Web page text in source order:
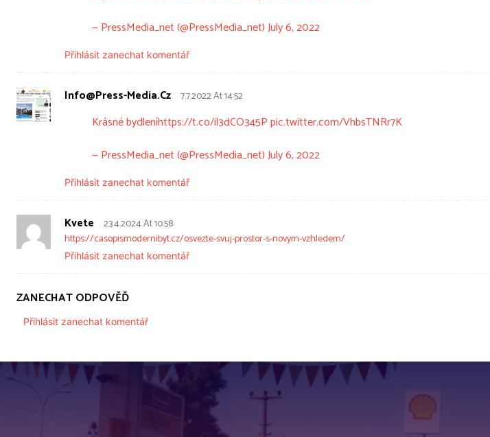
— PressMedia_net (@PressMedia_net)July 6, 2022
Přihlásit zanechat komentář
Info@press-Media.cz 7.7.2022 At 14:52
Krásné bydleníhttps://t.co/il3dCO345Ppic.twitter.com/VhbsTNRr7K
— PressMedia_net (@PressMedia_net)July 6, 2022
Přihlásit zanechat komentář
Kvete
23.4.2024 At 10:58
https://casopismodernibyt.cz/osvezte-svuj-prostor-s-novym-vzhledem/
Přihlásit zanechat komentář
ZANECHAT ODPOVĚĎ
Přihlásit zanechat komentář